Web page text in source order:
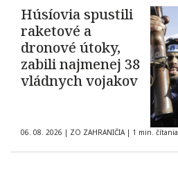
Húsíovia spustili
raketové a
dronové útoky,
zabili najmenej 38
vládnych vojakov
06. 08. 2026 | ZO ZAHRANIČIA | 1 min. čítania